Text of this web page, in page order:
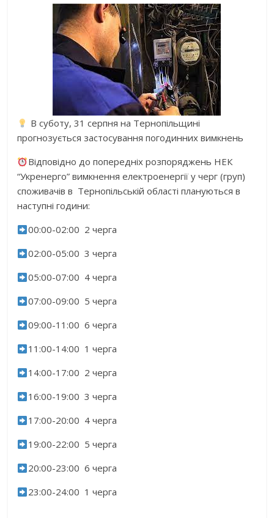
В суботу, 31 серпня на Тернопільщині
прогнозується застосування погодинних вимкнень
Відповідно до попередніх розпоряджень НЕК
“Укренерго” вимкнення електроенергії у черг (груп)
споживачів в Тернопільській області плануються в
наступні години:
00:00-02:00 2 черга
02:00-05:00 3 черга
05:00-07:00 4 черга
07:00-09:00 5 черга
09:00-11:00 6 черга
11:00-14:00 1 черга
14:00-17:00 2 черга
16:00-19:00 3 черга
17:00-20:00 4 черга
19:00-22:00 5 черга
20:00-23:00 6 черга
23:00-24:00 1 черга